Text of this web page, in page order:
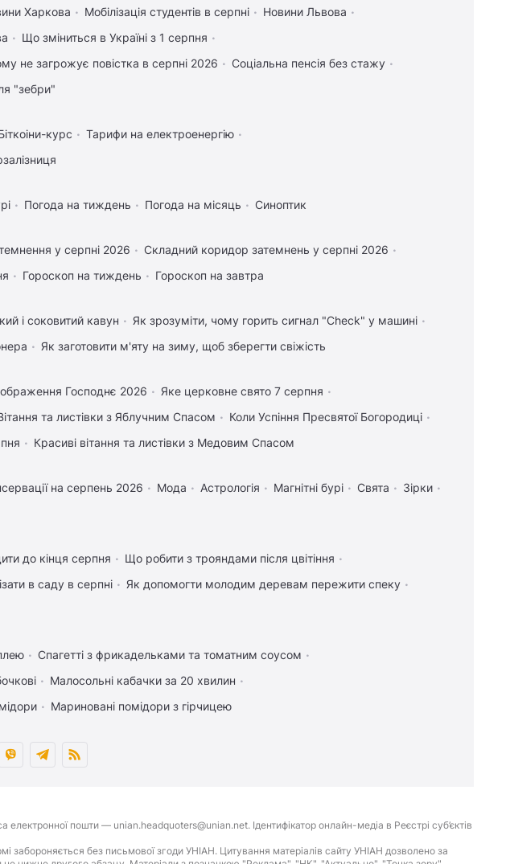
Харкова Мобілізація студентів в серпні
Новини Львова
Що зміниться в Україні з 1 серпня
не загрожує повістка в серпні 2026
Соціальна пенсія без стажу
"зебри"
курс
Тарифи на електроенергію
Погода на тиждень Погода на місяць Синоптик
у серпні 2026
Складний коридор затемнень у серпні 2026
Гороскоп на тиждень Гороскоп на завтра
і соковитий кавун
Як зрозуміти, чому горить сигнал "Check" у машині
Як заготовити м'яту на зиму, щоб зберегти свіжість
Господнє 2026
Яке церковне свято 7 серпня
та листівки з Яблучним Спасом
Коли Успіння Пресвятої Богородиці
Красиві вітання та листівки з Медовим Спасом
на серпень 2026 Мода Астрологія Магнітні бурі Свята
Зірки
до кінця серпня
Що робити з трояндами після цвітіння
в саду в серпні
Як допомогти молодим деревам пережити спеку
Спагетті з фрикадельками та томатним соусом
Малосольні кабачки за 20 хвилин
Мариновані помідори з гірчицею
пошти — unian.headquoters@unian.net. Ідентифікатор онлайн-медіа в Реєстрі суб’єктів
забороняється без письмової згоди УНІАН. Цитування матеріалів сайту УНІАН дозволено за